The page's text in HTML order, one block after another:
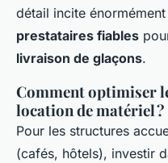
détail incite
prestataires fiables
livraison de glaçons.
Comment optimiser
location de matériel ?
Pour les structures
(cafés, hôtels), investir